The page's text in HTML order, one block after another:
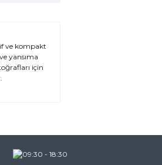
ve kompakt
yansıma
için